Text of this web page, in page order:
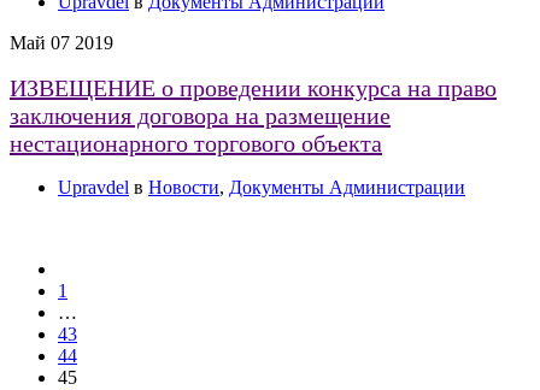
Май 07 2019
ИЗВЕЩЕНИЕ о проведении конкурса на право
заключения договора на размещение
нестационарного торгового объекта
Upravdel в Новости, Документы Администрации
1
…
43
44
45